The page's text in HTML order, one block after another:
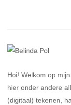
Hoi! Welkom op
hier onder andere
(digitaal) tekenen,